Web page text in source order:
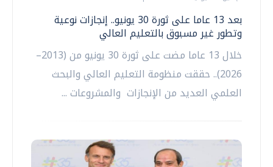
بعد 13 عاما على ثورة 30 يونيو.. إنجازات نوعية
وتطور غير مسبوق بالتعليم العالي
خلال 13 عاما مضت على ثورة 30 يونيو من (2013–
2026).. حققت منظومة التعليم العالي والبحث
العلمي العديد من الإنجازات والمشروعات ...